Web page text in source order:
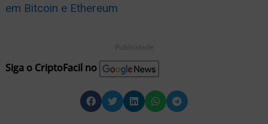
em Bitcoin e Ethereum
Publicidade
Siga o CriptoFacil no